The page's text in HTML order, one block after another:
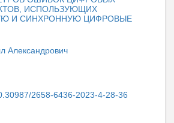
ИСПОЛЬЗУЮЩИХ
И СИНХРОННУЮ ЦИФРОВЫЕ
Александрович
2658-6436-2023-4-28-36